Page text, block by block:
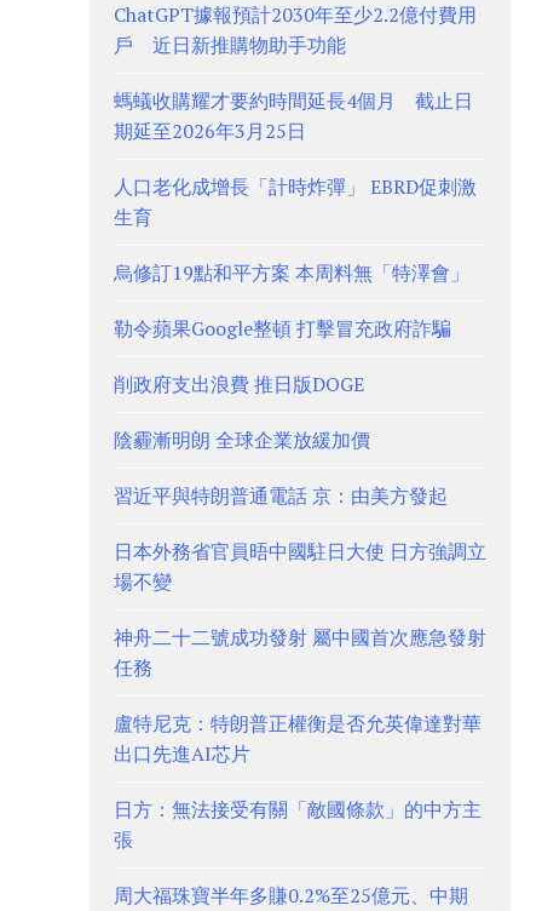
ChatGPT據報預計2030年至少2.2億付費用
戶 近日新推購物助手功能
螞蟻收購耀才要約時間延長4個月 截止日
期延至2026年3月25日
人口老化成增長「計時炸彈」 EBRD促刺激
生育
烏修訂19點和平方案 本周料無「特澤會」
勒令蘋果Google整頓 打擊冒充政府詐騙
削政府支出浪費 推日版DOGE
陰霾漸明朗 全球企業放緩加價
習近平與特朗普通電話 京：由美方發起
日本外務省官員晤中國駐日大使 日方強調立
場不變
神舟二十二號成功發射 屬中國首次應急發射
任務
盧特尼克：特朗普正權衡是否允英偉達對華
出口先進AI芯片
日方：無法接受有關「敵國條款」的中方主
張
周大福珠寶半年多賺0.2%至25億元、中期